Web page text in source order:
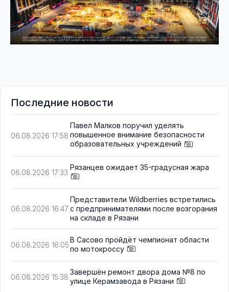
Последние новости
06.08.2026 17:58
Павел Малков поручил уделять
повышенное внимание безопасности
образовательных учреждений
06.08.2026 17:33
Рязанцев ожидает 35-градусная жара
06.08.2026 16:47
Представители Wildberries встретились
с предпринимателями после возгорания
на складе в Рязани
06.08.2026 16:05
В Сасово пройдёт чемпионат области
по мотокроссу
06.08.2026 15:38
Завершён ремонт двора дома №8 по
улице Керамзавода в Рязани